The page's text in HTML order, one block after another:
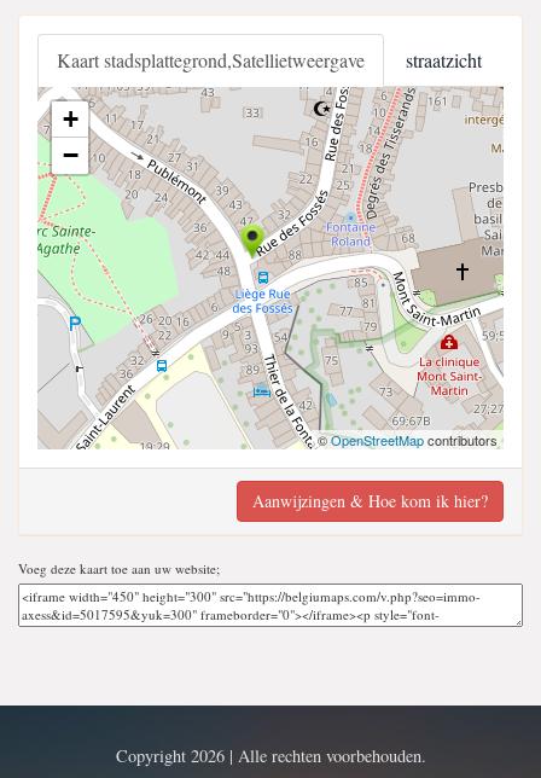
Kaart stadsplattegrond,Satellietweergave straatzicht
+
−
©OpenStreetMapcontributors
Aanwijzingen & Hoe kom ik hier?
Voeg deze kaart toe aan uw website;
Copyright 2026 | Alle rechten voorbehouden.